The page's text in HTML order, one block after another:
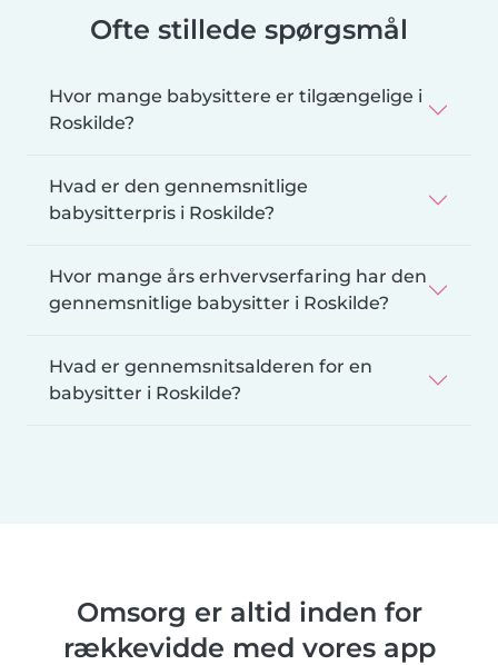
Ofte stillede spørgsmål
Hvor mange babysittere er tilgængelige i
Roskilde?
Hvad er den gennemsnitlige
babysitterpris i Roskilde?
Hvor mange års erhvervserfaring har den
gennemsnitlige babysitter i Roskilde?
Hvad er gennemsnitsalderen for en
babysitter i Roskilde?
Omsorg er altid inden for
rækkevidde med vores app